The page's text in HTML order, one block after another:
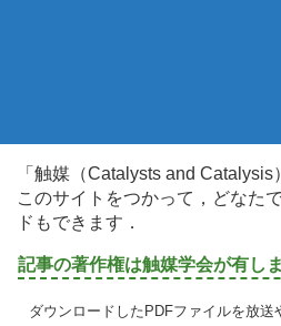
「触媒（Catalysts and
このサイトをつかって，どなた
ドもできます．
記事の著作権は触媒学会が有し
ダウンロードしたPDFファイルを放